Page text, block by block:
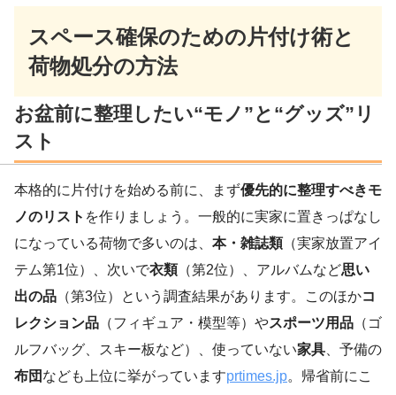
スペース確保のための片付け術と
荷物処分の方法
お盆前に整理したい“モノ”と“グッズ”リ
スト
本格的に片付けを始める前に、まず優先的に整理すべきモ
ノのリスト を作りましょう。一般的に実家に置きっぱなし
になっている荷物で多いのは、 本・雑誌類（実家放置アイ
テム第1位）、次いで衣類（第2位）、アルバムなど思い
出の品 （第3位）という調査結果があります。このほかコ
レクション品 （フィギュア・模型等）やスポーツ用品 （ゴ
ルフバッグ、スキー板など）、使っていない家具 、予備の
布団 なども上位に挙がっていますprtimes.jp。帰省前にこ